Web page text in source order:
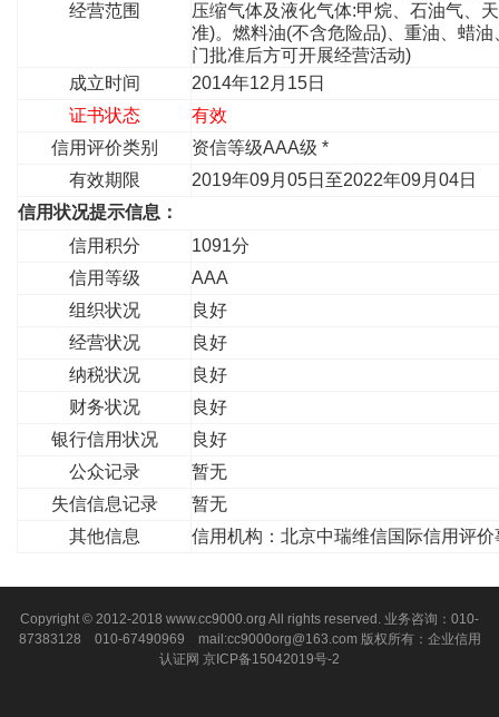
经营范围
压缩气体及液化气体:甲烷、石油气、
准)。燃料油(不含危险品)、重油、蜡
门批准后方可开展经营活动)
成立时间
2014年12月15日
证书状态
有效
信用评价类别
资信等级AAA级 *
有效期限
2019年09月05日至2022年09月04日
信用状况提示信息：
信用积分
1091分
信用等级
AAA
组织状况
良好
经营状况
良好
纳税状况
良好
财务状况
良好
银行信用状况
良好
公众记录
暂无
失信信息记录
暂无
其他信息
信用机构：北京中瑞维信国际信用评
Copyright © 2012-2018 www.cc9000.org All rights reserved. 业务咨询：010-
87383128 010-67490969 mail:cc9000org@163.com 版权所有：企业信用
认证网 京ICP备15042019号-2